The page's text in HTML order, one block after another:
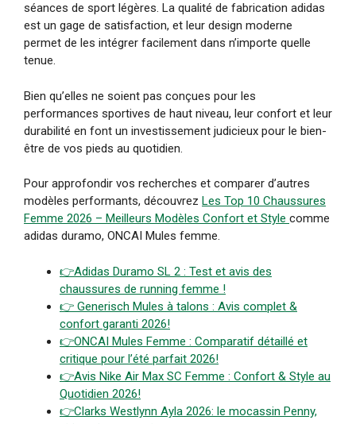
séances de sport légères. La qualité de fabrication adidas
est un gage de satisfaction, et leur design moderne
permet de les intégrer facilement dans n’importe quelle
tenue.
Bien qu’elles ne soient pas conçues pour les
performances sportives de haut niveau, leur confort et leur
durabilité en font un investissement judicieux pour le bien-
être de vos pieds au quotidien.
Pour approfondir vos recherches et comparer d’autres
modèles performants, découvrez Les Top 10 Chaussures
Femme 2026 – Meilleurs Modèles Confort et Style comme
adidas duramo, ONCAI Mules femme.
👉Adidas Duramo SL 2 : Test et avis des
chaussures de running femme !
👉 Generisch Mules à talons : Avis complet &
confort garanti 2026!
👉ONCAI Mules Femme : Comparatif détaillé et
critique pour l’été parfait 2026!
👉Avis Nike Air Max SC Femme : Confort & Style au
Quotidien 2026!
👉Clarks Westlynn Ayla 2026: le mocassin Penny,